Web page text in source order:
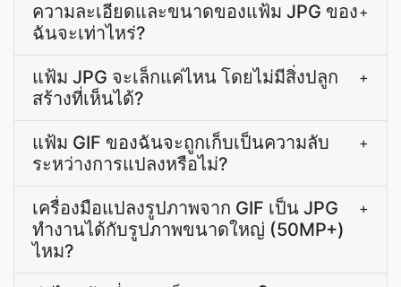
ความละเอียดและขนาดของแฟ้ม JPG ของ
ฉันจะเท่าไหร่?
+
แฟ้ม JPG จะเล็กแค่ไหน โดยไม่มีสิ่งปลูก
สร้างที่เห็นได้?
+
แฟ้ม GIF ของฉันจะถูกเก็บเป็นความลับ
ระหว่างการแปลงหรือไม่?
+
เครื่องมือแปลงรูปภาพจาก GIF เป็น JPG
ทำงานได้กับรูปภาพขนาดใหญ่ (50MP+)
ไหม?
+